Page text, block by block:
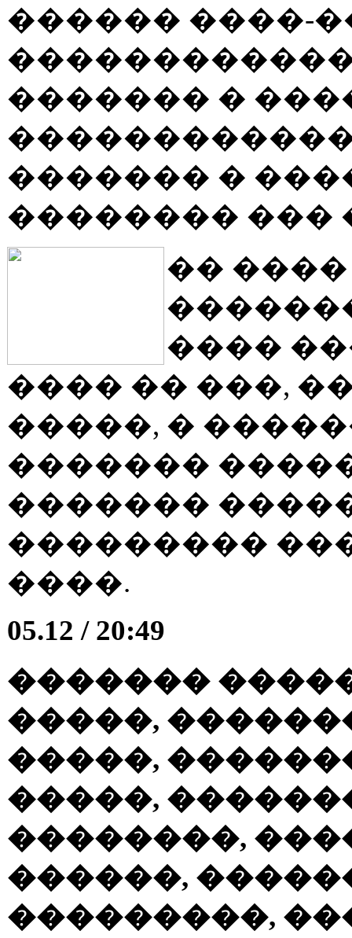
������ ����-
������� �
������� �
�������� ���
��
����
���� �� ���,
�����, �
�������
�������
���������
����.
05.12 / 20:49
�������
�����,
�����,
�����,
��������,
������,
���������,